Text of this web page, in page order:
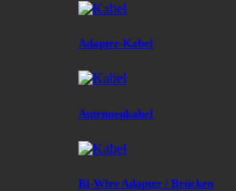
Adapter-Kabel
Antennenkabel
Bi-Wire Adapter / Brücken